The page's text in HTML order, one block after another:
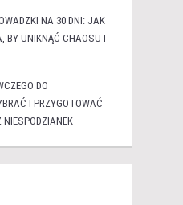
NA 30 DNI: JAK
BY UNIKNĄĆ CHAOSU I
DO
I PRZYGOTOWAĆ
NIESPODZIANEK